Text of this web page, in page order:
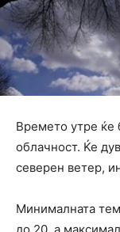
Времето утре ќе
облачност. Ќе
северен ветер,
Минималната